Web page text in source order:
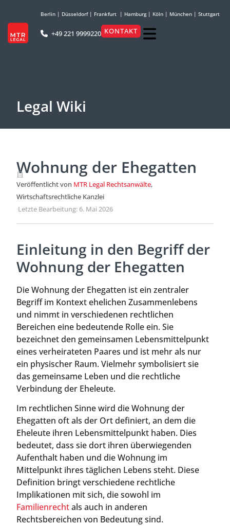
Berlin | Düsseldorf| Frankfurt | Hamburg| Köln | München | Stuttgart
+49 221 9999220 KONTAKT
Legal Wiki
Wohnung der Ehegatten
Veröffentlicht von MTR Legal Rechtsanwälte,
Wirtschaftsrechtliche Kanzlei
·Letzte Bearbeitung: 6. Mai 2026
Einleitung in den Begriff der
Wohnung der Ehegatten
Die Wohnung der Ehegatten ist ein zentraler
Begriff im Kontext ehelichen Zusammenlebens
und nimmt in verschiedenen rechtlichen
Bereichen eine bedeutende Rolle ein. Sie
bezeichnet den gemeinsamen Lebensmittelpunkt
eines verheirateten Paares und ist mehr als nur
ein physischer Raum. Vielmehr symbolisiert sie
das gemeinsame Leben und die rechtliche
Verbindung der Eheleute.
Im rechtlichen Sinne wird die Wohnung der
Ehegatten oft als der Ort definiert, an dem die
Eheleute ihren Lebensmittelpunkt haben. Dies
bedeutet, dass sie dort ihren überwiegenden
Aufenthalt haben und die Wohnung im
Mittelpunkt ihres täglichen Lebens steht. Diese
Definition bringt verschiedene rechtliche
Implikationen mit sich, die sowohl im
Familienrechtals auch in anderen
Rechtsbereichen von Bedeutung sind.